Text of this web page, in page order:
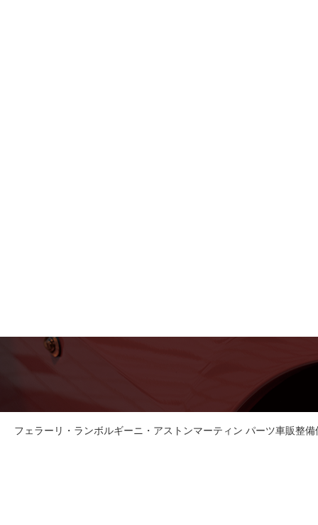
フェラーリ・ランボルギーニ・アストンマーティン パーツ車販整